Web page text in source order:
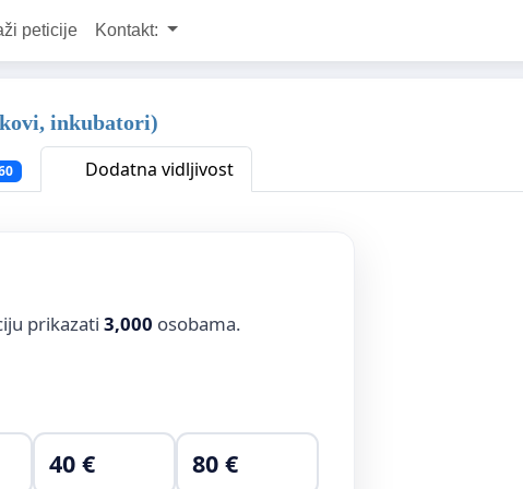
peticije Kontakt:
inkubatori)
Dodatna vidljivost
prikazati 3,000 osobama.
40 € 80 €